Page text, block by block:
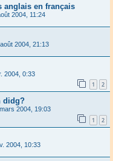
anglais en français
2004, 11:24
2004, 21:13
2004, 0:33
1 2
didg?
2004, 19:03
1 2
2004, 10:33